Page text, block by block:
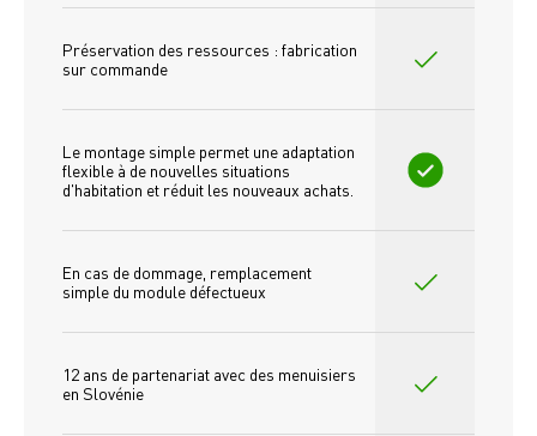
Préservation des ressources : fabrication
sur commande
Le montage simple permet une adaptation
flexible à de nouvelles situations
d'habitation et réduit les nouveaux achats.
En cas de dommage, remplacement
simple du module défectueux
12 ans de partenariat avec des menuisiers
en Slovénie